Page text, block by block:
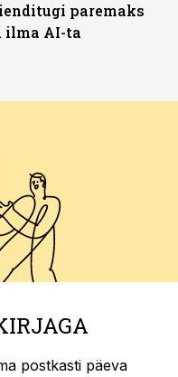
paremaks
ilma AI-ta
postkasti päeva